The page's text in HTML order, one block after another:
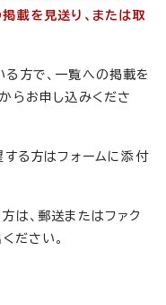
載を見送り、または取
方で、一覧への掲載を
らお申し込みくださ
する方はフォームに添付
は、郵送またはファク
ださい。